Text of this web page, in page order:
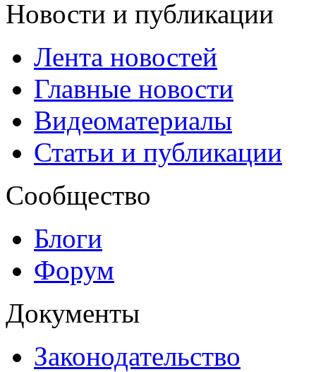
Новости и публикации
Лента новостей
Главные новости
Видеоматериалы
Статьи и публикации
Сообщество
Блоги
Форум
Документы
Законодательство